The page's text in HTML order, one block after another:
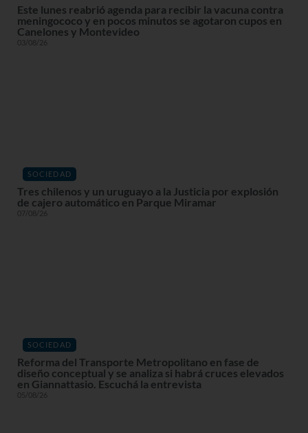
Este lunes reabrió agenda para recibir la vacuna contra
meningococo y en pocos minutos se agotaron cupos en
Canelones y Montevideo
03/08/26
SOCIEDAD
Tres chilenos y un uruguayo a la Justicia por explosión
de cajero automático en Parque Miramar
07/08/26
SOCIEDAD
Reforma del Transporte Metropolitano en fase de
diseño conceptual y se analiza si habrá cruces elevados
en Giannattasio. Escuchá la entrevista
05/08/26